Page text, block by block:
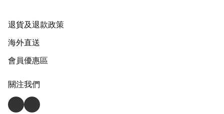
退貨及退款政策
海外直送
會員優惠區
關注我們